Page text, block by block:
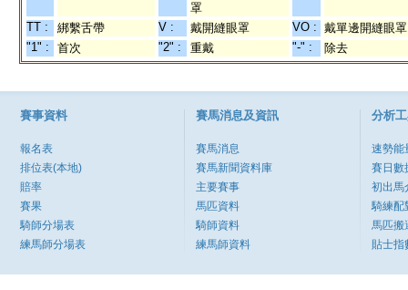
罩
TT : 綁繫舌帶 V : 戴開縫眼罩 VO : 戴單邊開縫眼罩
"1" :
首次 "2" : 重戴 "-" : 除去
賽事資料
報名表
排位表(本地)
賠率
賽果
騎師分場表
練馬師分場表
賽馬消息及資訊
賽馬消息
賽馬新聞資料庫
主要賽事
馬匹資料
騎師資料
練馬師資料
分析
速勢能
賽日數
初出馬
騎練配
馬匹搬
貼士指